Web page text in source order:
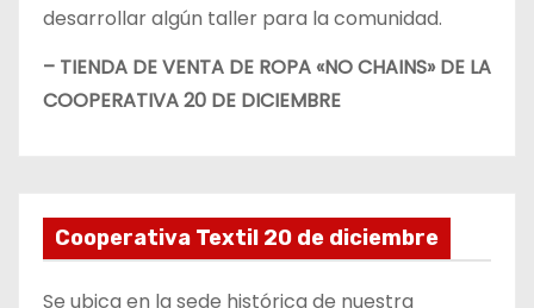
desarrollar algún taller para la comunidad.
– TIENDA DE VENTA DE ROPA «NO CHAINS» DE LA
COOPERATIVA 20 DE DICIEMBRE
Cooperativa Textil 20 de diciembre
Se ubica en la sede histórica de nuestra